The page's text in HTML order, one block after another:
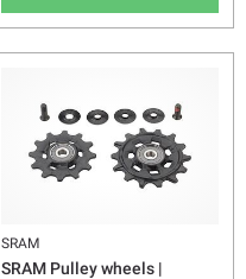
SRAM
SRAM Pulley wheels |